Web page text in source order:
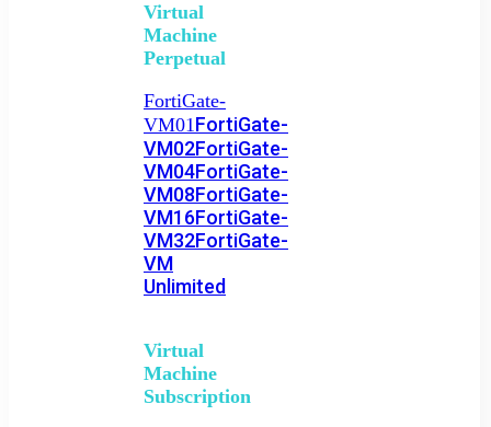
Virtual
Machine
Perpetual
FortiGate-
VM01FortiGate-
VM02FortiGate-
VM04FortiGate-
VM08FortiGate-
VM16FortiGate-
VM32FortiGate-
VM
Unlimited
Virtual
Machine
Subscription